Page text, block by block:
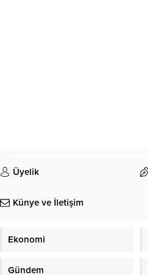
Üyelik
Künye ve İletişim
Ekonomi
Gündem